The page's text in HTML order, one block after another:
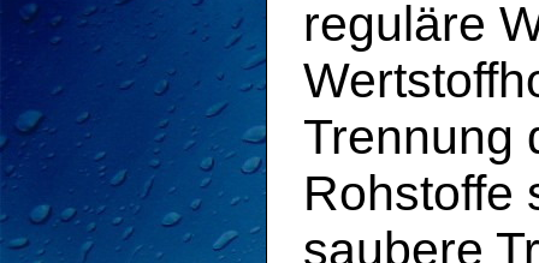
reguläre
Trennung
Rohstoffe
saubere